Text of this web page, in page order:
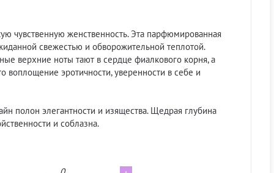
чувственную женственность. Эта парфюмированная
свежестью и обворожительной теплотой.
верхние ноты тают в сердце фиалкового корня, а
эротичности, уверенности в себе и
полон элегантности и изящества. Щедрая глубина
и соблазна.